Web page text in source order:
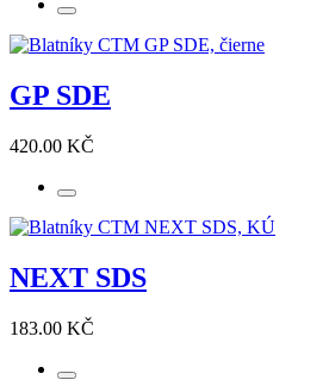
GP SDE
420.00 KČ
NEXT SDS
183.00 KČ